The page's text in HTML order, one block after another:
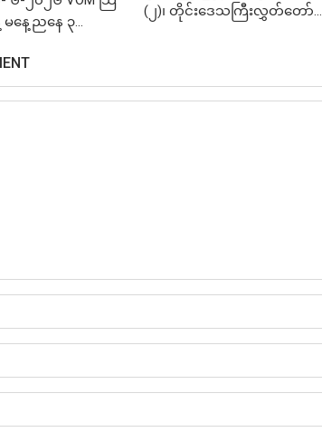
နေ့ညနေ ၃...
(၂)၊ တိုင်းဒေသကြီးလွှတ်တော်...